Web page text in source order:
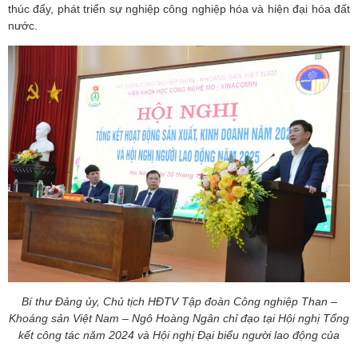
thúc đẩy, phát triển sự nghiệp công nghiệp hóa và hiện đại hóa đất
nước.
Bí thư Đảng ủy, Chủ tịch HĐTV Tập đoàn Công nghiệp Than –
Khoáng sản Việt Nam – Ngô Hoàng Ngân chỉ đạo tại Hội nghị Tổng
kết công tác năm 2024 và Hội nghị Đại biểu người lao động của